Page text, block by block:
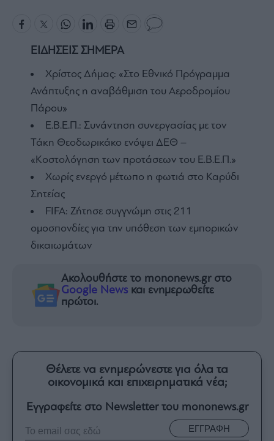
ΕΙΔΗΣΕΙΣ ΣΗΜΕΡΑ
Χρίστος Δήμας: «Στο Εθνικό Πρόγραμμα
Ανάπτυξης η αναβάθμιση του Αεροδρομίου
Πάρου»
Ε.Β.Ε.Π.: Συνάντηση συνεργασίας με τον
Τάκη Θεοδωρικάκο ενόψει ΔΕΘ –
«Κοστολόγηση των προτάσεων του Ε.Β.Ε.Π.»
Χωρίς ενεργό μέτωπο η φωτιά στο Καρύδι
Σητείας
FIFA: Ζήτησε συγγνώμη στις 211
ομοσπονδίες για την υπόθεση των εμπορικών
δικαιωμάτων
Ακολουθήστε το mononews.gr στο
Google News και ενημερωθείτε
πρώτοι.
Θέλετε να ενημερώνεστε για όλα τα
οικονομικά και επιχειρηματικά νέα;
Εγγραφείτε στο Newsletter του mononews.gr
ΕΓΓΡΑΦΗ